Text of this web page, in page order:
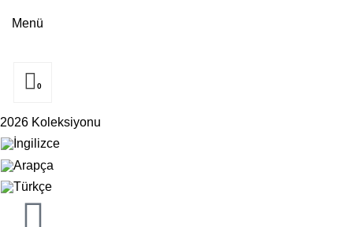
Menü
0
2026 Koleksiyonu